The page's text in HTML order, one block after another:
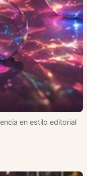
en estilo editorial